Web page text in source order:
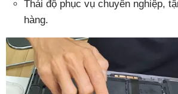
Thái độ phục vụ chuyên nghiệp,
hàng.